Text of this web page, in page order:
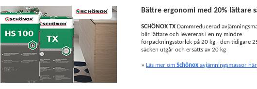
Bättre ergonomi med 20% lättare
SCHÖNOX TX Dammreducerad
blir lättare och levereras i en ny mindre
förpackningsstorlek på 20 kg - den tidigare
säcken utgår och ersätts av 20 kg
» Läs mer om Schönox avjämningsmassor